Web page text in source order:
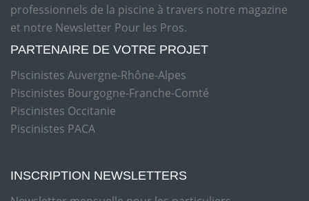
professionnels de la piscine à travers notre magazine
et notre Newsletter Pour les Pros.
PARTENAIRE DE VOTRE PROJET
Piscinistes Auvergne-Rhône-Alpes
Piscinistes Bourgogne-Franche-Comté
Piscinistes Occitanie
Piscinistes PACA
INSCRIPTION NEWSLETTERS